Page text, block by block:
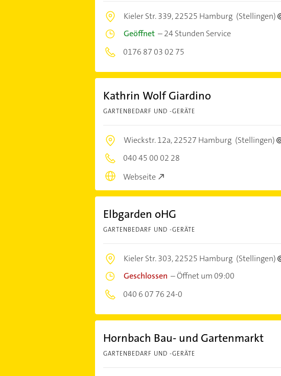
Kieler Str. 339,22525 Hamburg (Stellingen)
Geöffnet–24 Stunden Service
0176 87 03 02 75
Kathrin Wolf Giardino
GARTENBEDARF UND -GERÄTE
Wieckstr. 12a,22527 Hamburg (Stellingen)
040 45 00 02 28
Webseite
Elbgarden oHG
GARTENBEDARF UND -GERÄTE
Kieler Str. 303,22525 Hamburg (Stellingen)
Geschlossen –Öffnet um 09:00
040 6 07 76 24-0
Hornbach Bau- und Gartenmarkt
GARTENBEDARF UND -GERÄTE